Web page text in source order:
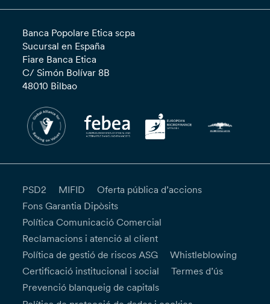
Banca Popolare Etica scpa
Sucursal en España
Fiare Banca Etica
C/ Simón Bolívar 8B
48010 Bilbao
PSD2 MIFID
Oferta pública d’accions
Fons Garantia Dipòsits
Política Comunicació Comercial
Reclamacions i atenció al client
Política de gestió de riscos ASG
Whistleblowing
Certificació institucional i social
Termes d’ús
Prevenció blanqueig de capitals